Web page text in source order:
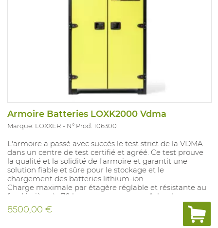
Armoire Batteries LOXK2000 Vdma
Marque: LOXXER N° Prod. 1063001
L'armoire a passé avec succès le test strict de la VDMA
dans un centre de test certifié et agréé. Ce test prouve
la qualité et la solidité de l'armoire et garantit une
solution fiable et sûre pour le stockage et le
chargement des batteries lithium-ion.
Charge maximale par étagère réglable et résistante au
feu (4 pièces) : 70 kg, conçue pour empêcher la
propagation du feu entre les niveaux. Chaque niveau
est équipé d'une barre de charge à 8 prises. Logement
pour transpalettes sur les 4 côtés. Portes à fermeture
8500,00 €